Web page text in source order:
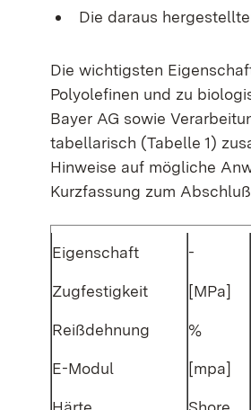
Die daraus
Die wichtigsten
Polyolefinen und zu
Bayer AG sowie
tabellarisch (Tabelle 1)
Hinweise auf mögliche
Kurzfassung zum
Eigenschaft -
Zugfestigkeit [MPa]
Reißdehnung %
E-Modul [mpa]